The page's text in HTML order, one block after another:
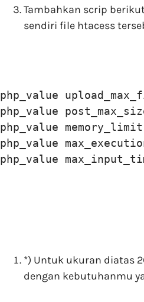
Tambahkan scrip
sendiri file htacess
php_value
php_value
php_value memory_limit
php_value
php_value
*) Untuk ukuran diatas
dengan kebutuhanmu